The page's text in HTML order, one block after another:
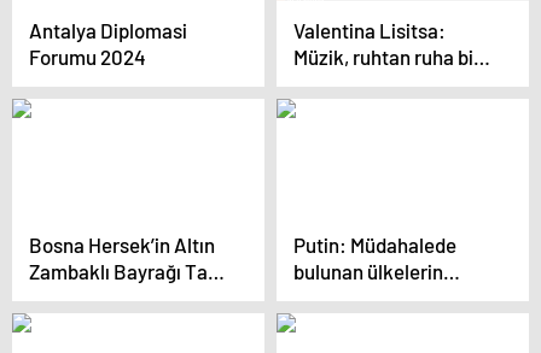
Antalya Diplomasi
Forumu 2024
Valentina Lisitsa:
Müzik, ruhtan ruha bir
iletişimdir
Bosna Hersek’in Altın
Zambaklı Bayrağı Tarih
Müzesi’nde
Sergileniyor
Putin: Müdahalede
bulunan ülkelerin
karşılaşacakları
sonuçlar çok trajik